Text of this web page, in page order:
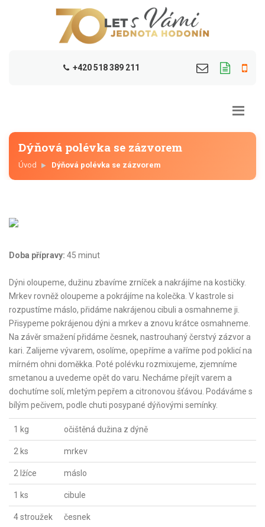
+420 518 389 211
Dýňová polévka se zázvorem
Úvod Dýňová polévka se zázvorem
Doba přípravy: 45 minut
Dýni oloupeme, dužinu zbavíme zrníček a nakrájíme na kostičky.
Mrkev rovněž oloupeme a pokrájíme na kolečka. V kastrole si
rozpustíme máslo, přidáme nakrájenou cibuli a osmahneme ji.
Přisypeme pokrájenou dýni a mrkev a znovu krátce osmahneme.
Na závěr smažení přidáme česnek, nastrouhaný čerstvý zázvor a
kari. Zalijeme vývarem, osolíme, opepříme a vaříme pod poklicí na
mírném ohni doměkka. Poté polévku rozmixujeme, zjemníme
smetanou a uvedeme opět do varu. Necháme přejít varem a
dochutíme solí, mletým pepřem a citronovou šťávou. Podáváme s
bílým pečivem, podle chuti posypané dýňovými semínky.
1 kg očištěná dužina z dýně
2 ks mrkev
2 lžíce máslo
1 ks cibule
4 stroužek česnek